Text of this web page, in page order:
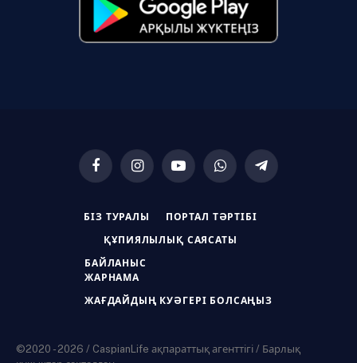
FacebookInstagramYouTubeWhatsAppTelegram
БІЗ ТУРАЛЫ ПОРТАЛ ТӘРТІБІ
ҚҰПИЯЛЫЛЫҚ САЯСАТЫ
БАЙЛАНЫС
ЖАРНАМА
ЖАҒДАЙДЫҢ КУӘГЕРІ БОЛСАҢЫЗ
©2020 - 2026 / CaspianLife ақпараттық агенттігі / Барлық